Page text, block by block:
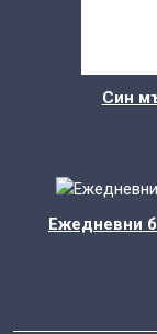
Син
Ежедневни